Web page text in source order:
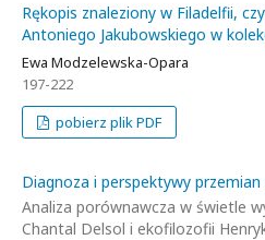
Rękopis znaleziony w Filadelfii,
Antoniego Jakubowskiego w
Ewa Modzelewska-Opara
197-222
pobierz plik PDF
Diagnoza i perspektywy
Analiza porównawcza w świetle
Chantal Delsol i ekofilozofii